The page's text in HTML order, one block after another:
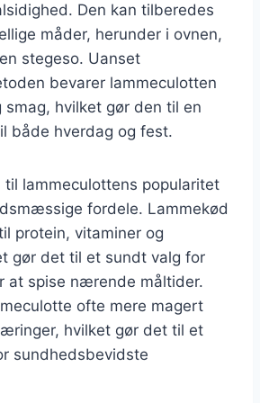
Den kan tilberedes
måder, herunder i ovnen,
stegeso. Uanset
bevarer lammeculotten
smag, hvilket gør den til en
både hverdag og fest.
til lammeculottens popularitet
fordele. Lammekød
protein, vitaminer og
gør det til et sundt valg for
at spise nærende måltider.
ofte mere magert
hvilket gør det til et
sundhedsbevidste